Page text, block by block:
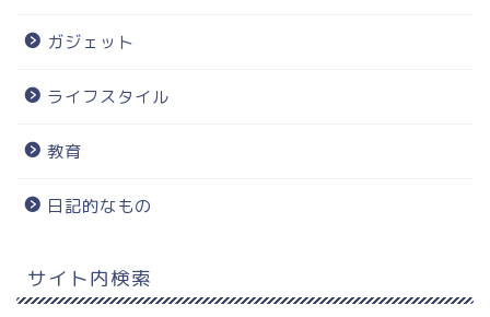
ガジェット
ライフスタイル
教育
日記的なもの
サイト内検索